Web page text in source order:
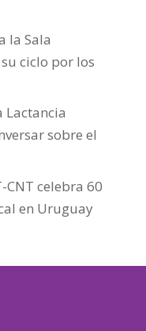
la Sala
ciclo por los
Lactancia
sobre el
CNT celebra 60
en Uruguay